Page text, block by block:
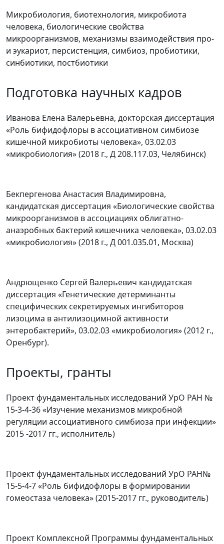
Микробиология, биотехнология, микробиота
человека, биологические свойства
микроорганизмов, механизмы взаимодействия про-
и эукариот, персистенция, симбиоз, пробиотики,
синбиотики, постбиотики
Подготовка научных кадров
Иванова Елена Валерьевна, докторская диссертация
«Роль бифидофлоры в ассоциативном симбиозе
кишечной микробиоты человека», 03.02.03
«микробиология» (2018 г., Д 208.117.03, Челябинск)
Бекпергенова Анастасия Владимировна,
кандидатская диссертация «Биологические свойства
микроорганизмов в ассоциациях облигатно-
анаэробных бактерий кишечника человека», 03.02.03
«микробиология» (2018 г., Д 001.035.01, Москва)
Андрющенко Сергей Валерьевич кандидатская
диссертация «Генетические детерминанты
специфических секретируемых ингибиторов
лизоцима в антилизоцимной активности
энтеробактерий», 03.02.03 «микробиология» (2012 г.,
Оренбург).
Проекты, гранты
Проект фундаментальных исследований УрО РАН №
15-3-4-36 «Изучение механизмов микробной
регуляции ассоциативного симбиоза при инфекции»
2015 -2017 гг., исполнитель)
Проект фундаментальных исследований УрО РАН№
15-5-4-7 «Роль бифидофлоры в формировании
гомеостаза человека» (2015-2017 гг., руководитель)
Проект Комплексной Программы фундаментальных